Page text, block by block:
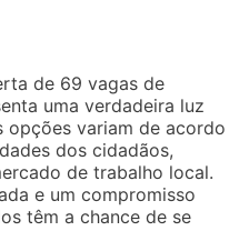
de 69 vagas de
uma verdadeira luz
opções variam de acordo
dos cidadãos,
de trabalho local.
e um compromisso
têm a chance de se